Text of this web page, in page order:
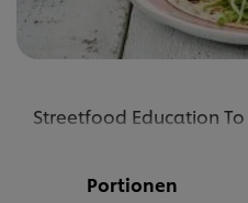
Streetfood Education To
Portionen